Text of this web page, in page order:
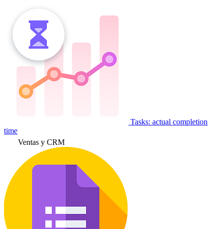
Tasks: actual completion
time
Ventas y CRM